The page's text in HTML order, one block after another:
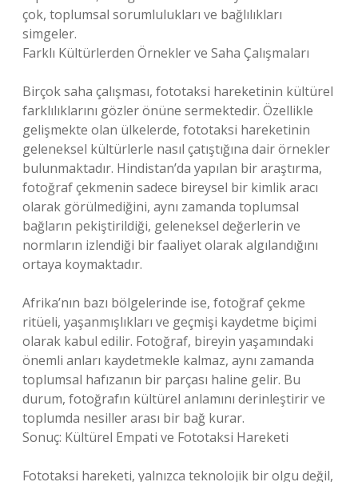
çok, toplumsal sorumlulukları ve bağlılıkları
simgeler.
Farklı Kültürlerden Örnekler ve Saha Çalışmaları
Birçok saha çalışması, fototaksi hareketinin kültürel
farklılıklarını gözler önüne sermektedir. Özellikle
gelişmekte olan ülkelerde, fototaksi hareketinin
geleneksel kültürlerle nasıl çatıştığına dair örnekler
bulunmaktadır. Hindistan’da yapılan bir araştırma,
fotoğraf çekmenin sadece bireysel bir kimlik aracı
olarak görülmediğini, aynı zamanda toplumsal
bağların pekiştirildiği, geleneksel değerlerin ve
normların izlendiği bir faaliyet olarak algılandığını
ortaya koymaktadır.
Afrika’nın bazı bölgelerinde ise, fotoğraf çekme
ritüeli, yaşanmışlıkları ve geçmişi kaydetme biçimi
olarak kabul edilir. Fotoğraf, bireyin yaşamındaki
önemli anları kaydetmekle kalmaz, aynı zamanda
toplumsal hafızanın bir parçası haline gelir. Bu
durum, fotoğrafın kültürel anlamını derinleştirir ve
toplumda nesiller arası bir bağ kurar.
Sonuç: Kültürel Empati ve Fototaksi Hareketi
Fototaksi hareketi, yalnızca teknolojik bir olgu değil,